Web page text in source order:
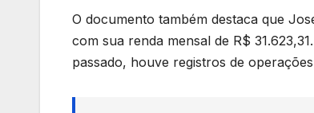
O documento também destaca que
com sua renda mensal de R$
passado, houve registros de